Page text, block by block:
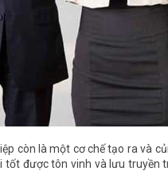
còn là một cơ chế tạo ra và
tốt được tôn vinh và lưu